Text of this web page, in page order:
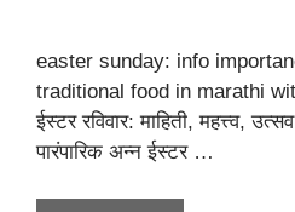
easter sunday: info
traditional food in marathi
ईस्टर रविवार: माहिती, महत्त्व,
पारंपारिक अन्न ईस्टर …